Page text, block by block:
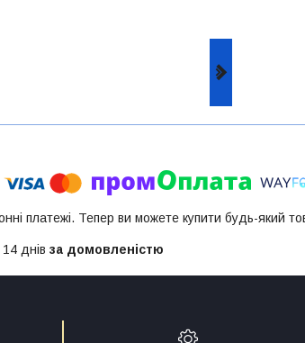
платежі. Тепер ви можете купити будь-який
днів за домовленістю